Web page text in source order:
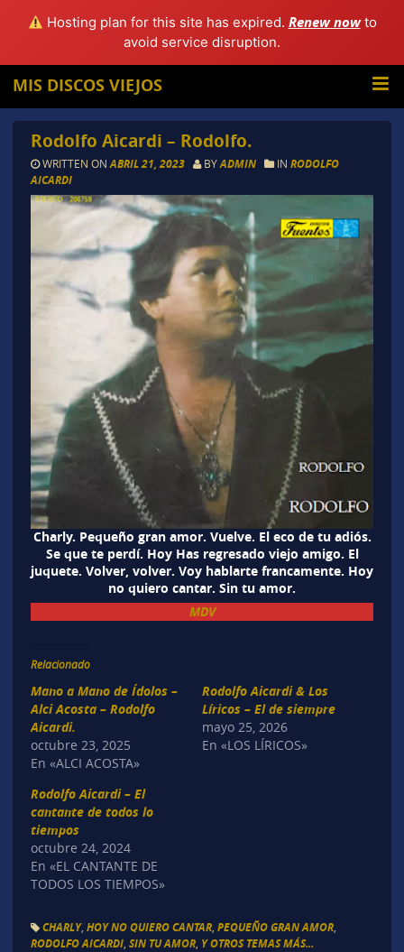
Hosting plan for this site has expired. Renew nowto
avoid service disruption.
MIS DISCOS VIEJOS
Rodolfo Aicardi – Rodolfo.
WRITTEN ON ABRIL 21, 2023 BYADMIN IN RODOLFO
AICARDI
Charly. Pequeño gran amor. Vuelve. El eco de tu adiós.
Se que te perdí. Hoy Has regresado viejo amigo. El
juquete. Volver, volver. Voy hablarte francamente. Hoy
no quiero cantar. Sin tu amor.
MDV
Relacionado
Mano a Mano de Ídolos –
Alci Acosta – Rodolfo
Aicardi.
octubre 23, 2025
En «ALCI ACOSTA»
Rodolfo Aicardi & Los
Líricos – El de siempre
mayo 25, 2026
En «LOS LÍRICOS»
Rodolfo Aicardi – El
cantante de todos lo
tiempos
octubre 24, 2024
En «EL CANTANTE DE
TODOS LOS TIEMPOS»
CHARLY, HOY NO QUIERO CANTAR, PEQUEÑO GRAN AMOR,
RODOLFO AICARDI, SIN TU AMOR, Y OTROS TEMAS MÁS...